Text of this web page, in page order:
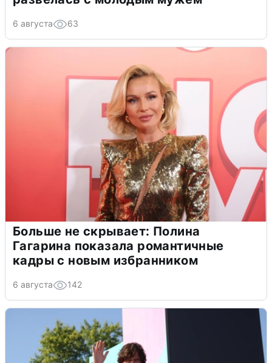
6 августа 63
Больше не скрывает: Полина
Гагарина показала романтичные
кадры с новым избранником
6 августа 142